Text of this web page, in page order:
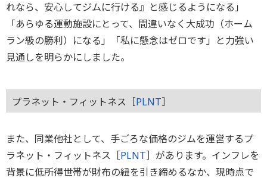
れなら、安心してジムに行ける』と感じるようになる」
「あらゆる運動施設にとって、間違いなく大成功（ホーム
ラン級の勝利）になる」「私に懸念はゼロです」と力強い
見通しを明らかにしました。
プラネット・フィットネス［PLNT］
また、同業他社として、手ごろな価格のジムを運営するプ
ラネット・フィットネス［PLNT］があります。インフレを
背景に低所得世帯が財布の紐を引き締めるなか、現時点で